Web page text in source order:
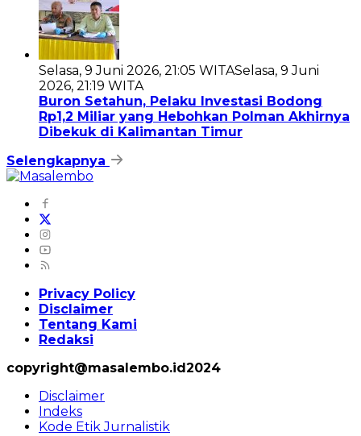
Selasa, 9 Juni 2026, 21:05 WITASelasa, 9 Juni
2026, 21:19 WITA
Buron Setahun, Pelaku Investasi Bodong
Rp1,2 Miliar yang Hebohkan Polman Akhirnya
Dibekuk di Kalimantan Timur
Selengkapnya
Privacy Policy
Disclaimer
Tentang Kami
Redaksi
copyright@masalembo.id2024
Disclaimer
Indeks
Kode Etik Jurnalistik